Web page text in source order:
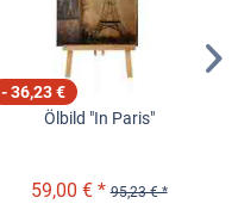
- 36,23 €
Ölbild "In Paris"
59,00 € * 95,23 € *
Inaktiv
Inaktiv